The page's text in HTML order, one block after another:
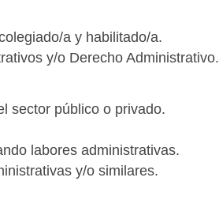
a y habilitado/a.
y/o Derecho Administrativo.
sector público o privado.
labores administrativas.
y/o similares.